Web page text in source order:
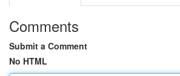
Comments
Submit a Comment
No HTML